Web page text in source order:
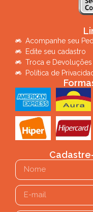
Acompanhe seu
Edite seu cadastro
Troca e Devoluções
Política de